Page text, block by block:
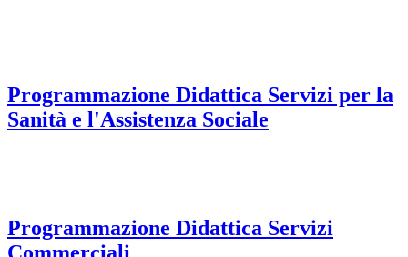
Programmazione Didattica Servizi per la
Sanità e l'Assistenza Sociale
Programmazione Didattica Servizi